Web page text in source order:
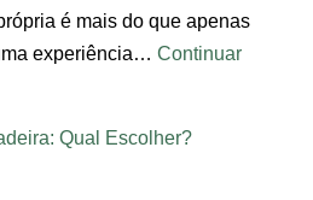
é mais do que apenas
experiência… Continuar
Qual Escolher?